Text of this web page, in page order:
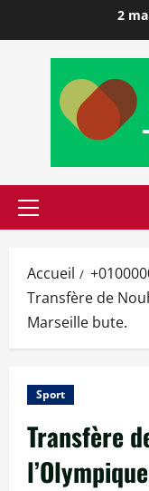
2
Accueil
Transfère de
Marseille bute.
Sport
Transfère